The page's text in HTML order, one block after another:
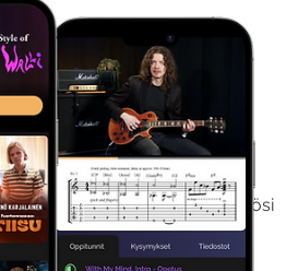
Ilmaiseksi
saat koko sisältömme käyttöösi
viikon ajaksi.